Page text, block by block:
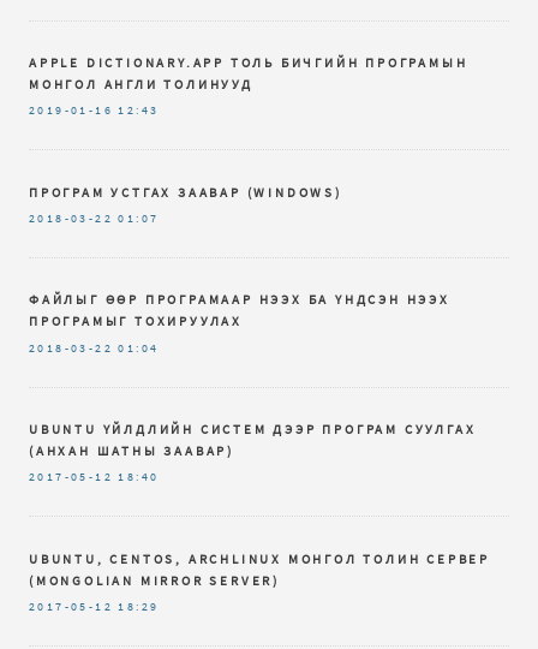
APPLE DICTIONARY.APP ТОЛЬ БИЧГИЙН ПРОГРАМЫН
МОНГОЛ АНГЛИ ТОЛИНУУД
2019-01-16 12:43
ПРОГРАМ УСТГАХ ЗААВАР (WINDOWS)
2018-03-22 01:07
ФАЙЛЫГ ӨӨР ПРОГРАМААР НЭЭХ БА ҮНДСЭН НЭЭХ
ПРОГРАМЫГ ТОХИРУУЛАХ
2018-03-22 01:04
UBUNTU ҮЙЛДЛИЙН СИСТЕМ ДЭЭР ПРОГРАМ СУУЛГАХ
(АНХАН ШАТНЫ ЗААВАР)
2017-05-12 18:40
UBUNTU, CENTOS, ARCHLINUX МОНГОЛ ТОЛИН СЕРВЕР
(MONGOLIAN MIRROR SERVER)
2017-05-12 18:29